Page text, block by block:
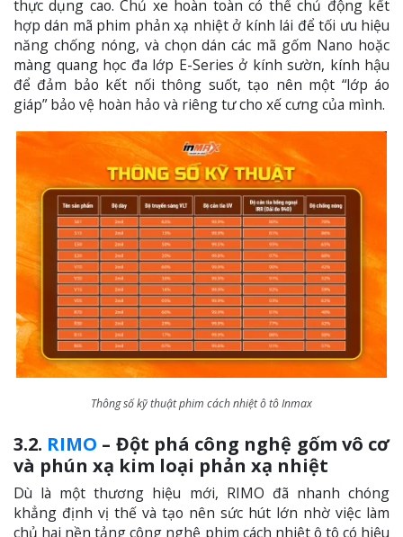
thực dụng cao. Chủ xe hoàn toàn có thể chủ động kết
hợp dán mã phim phản xạ nhiệt ở kính lái để tối ưu hiệu
năng chống nóng, và chọn dán các mã gốm Nano hoặc
màng quang học đa lớp E-Series ở kính sườn, kính hậu
để đảm bảo kết nối thông suốt, tạo nên một “lớp áo
giáp” bảo vệ hoàn hảo và riêng tư cho xế cưng của mình.
Thông số kỹ thuật phim cách nhiệt ô tô Inmax
3.2. RIMO – Đột phá công nghệ gốm vô cơ
và phún xạ kim loại phản xạ nhiệt
Dù là một thương hiệu mới, RIMO đã nhanh chóng
khẳng định vị thế và tạo nên sức hút lớn nhờ việc làm
chủ hai nền tảng công nghệ phim cách nhiệt ô tô có hiệu